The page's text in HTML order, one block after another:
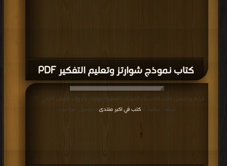
كتاب نموذج شوارتز وتعليم التفكير PDF
مجانا | مكتبة > كتب في اكبر منتدى | التحميل : مرة/مرات